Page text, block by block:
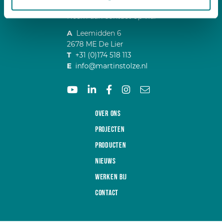
Neem dan contact op via:
ALeemidden 6
2678 ME De Lier
T+31 (0)174 518 113
Einfo@martinstolze.nl
Over ons
Projecten
Producten
Nieuws
Werken bij
Contact